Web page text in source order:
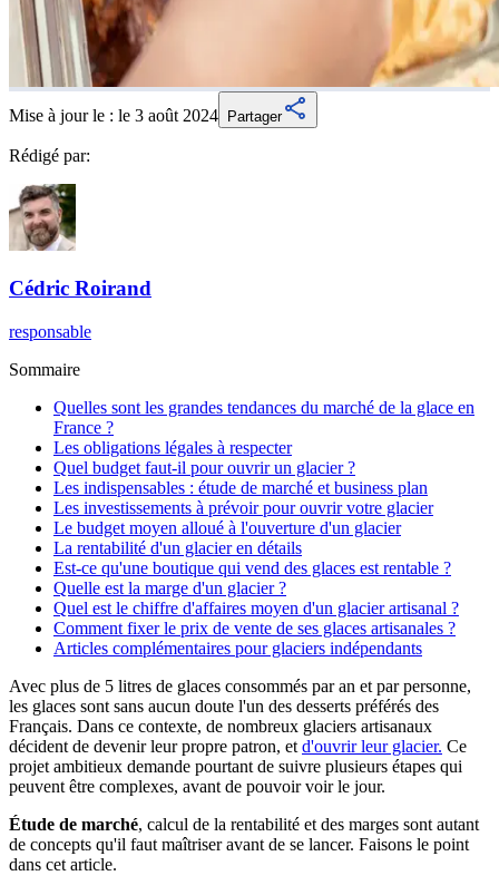
Mise à jour le : le 3 août 2024 Partager
Rédigé par:
Cédric Roirand
responsable
Sommaire
Quelles sont les grandes tendances du marché de la glace en
France ?
Les obligations légales à respecter
Quel budget faut-il pour ouvrir un glacier ?
Les indispensables : étude de marché et business plan
Les investissements à prévoir pour ouvrir votre glacier
Le budget moyen alloué à l'ouverture d'un glacier
La rentabilité d'un glacier en détails
Est-ce qu'une boutique qui vend des glaces est rentable ?
Quelle est la marge d'un glacier ?
Quel est le chiffre d'affaires moyen d'un glacier artisanal ?
Comment fixer le prix de vente de ses glaces artisanales ?
Articles complémentaires pour glaciers indépendants
Avec plus de 5 litres de glaces consommés par an et par personne,
les glaces sont sans aucun doute l'un des desserts préférés des
Français. Dans ce contexte, de nombreux glaciers artisanaux
décident de devenir leur propre patron, et d'ouvrir leur glacier. Ce
projet ambitieux demande pourtant de suivre plusieurs étapes qui
peuvent être complexes, avant de pouvoir voir le jour.
Étude de marché, calcul de la rentabilité et des marges sont autant
de concepts qu'il faut maîtriser avant de se lancer. Faisons le point
dans cet article.